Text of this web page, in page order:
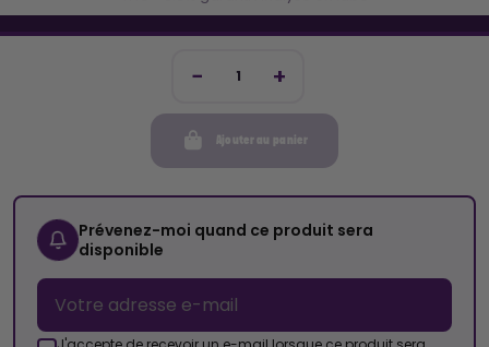
Ajouter au panier
Prévenez-moi quand ce produit sera
disponible
Inscris-toi et reçois -10€ sur ta prochaine commande
Cocorikush
Top Catégories
Nous Suivre